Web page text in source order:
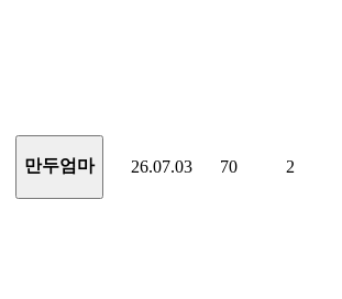
만두엄마 26.07.03 70 2